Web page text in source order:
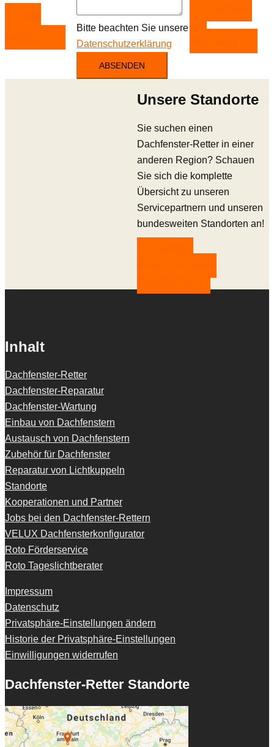
Bitte beachten Sie unsere
Datenschutzerklärung
ABSENDEN
Unsere Standorte
Sie suchen einen
Dachfenster-Retter in einer
anderen Region? Schauen
Sie sich die komplette
Übersicht zu unseren
Servicepartnern und unseren
bundesweiten Standorten an!
Inhalt
Dachfenster-Retter
Dachfenster-Reparatur
Dachfenster-Wartung
Einbau von Dachfenstern
Austausch von Dachfenstern
Zubehör für Dachfenster
Reparatur von Lichtkuppeln
Standorte
Kooperationen und Partner
Jobs bei den Dachfenster-Rettern
VELUX Dachfensterkonfigurator
Roto Förderservice
Roto Tageslichtberater
Impressum
Datenschutz
Privatsphäre-Einstellungen ändern
Historie der Privatsphäre-Einstellungen
Einwilligungen widerrufen
Dachfenster-Retter Standorte